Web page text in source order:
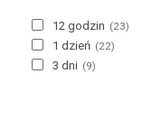
(
12 godzin (23)
1 dzień (22)
3 dni (9)